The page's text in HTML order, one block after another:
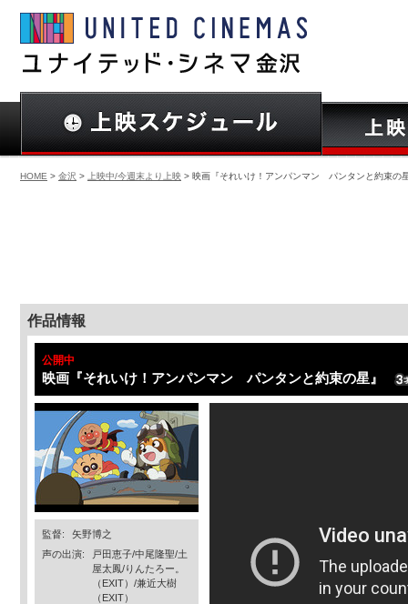
HOME > 金沢 > 上映中/今週末より上映 > 映画『それいけ！アンパンマン パンタンと約束の
作品情報
公開中
映画『それいけ！アンパンマン パンタンと約束の星』
監督:
矢野博之
声の出演:
戸田恵子/中尾隆聖/土
屋太鳳/りんたろー。
（EXIT）/兼近大樹
（EXIT）